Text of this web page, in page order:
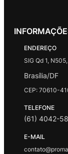
ENDEREÇO
SIG Qd 1,
Brasília/DF
CEP: 70610-
TELEFONE
(61) 4042-
E-MAIL